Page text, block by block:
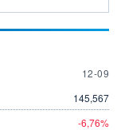
12
12-09
145,567
-6,76%